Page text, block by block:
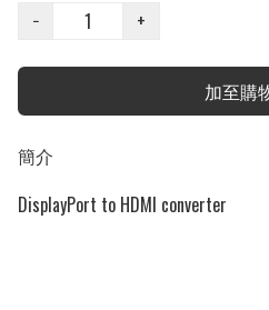
−
+
加至購
簡介
DisplayPort to HDMI converter